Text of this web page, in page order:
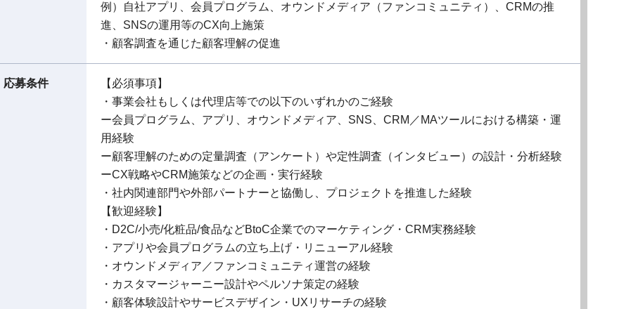
例）自社アプリ、会員プログラム、オウンドメディア（ファンコミュニティ）、CRMの推
進、SNSの運用等のCX向上施策
・顧客調査を通じた顧客理解の促進
応募条件
【必須事項】
・事業会社もしくは代理店等での以下のいずれかのご経験
ー会員プログラム、アプリ、オウンドメディア、SNS、CRM／MAツールにおける構築・運
用経験
ー顧客理解のための定量調査（アンケート）や定性調査（インタビュー）の設計・分析経験
ーCX戦略やCRM施策などの企画・実行経験
・社内関連部門や外部パートナーと協働し、プロジェクトを推進した経験
【歓迎経験】
・D2C/小売/化粧品/食品などBtoC企業でのマーケティング・CRM実務経験
・アプリや会員プログラムの立ち上げ・リニューアル経験
・オウンドメディア／ファンコミュニティ運営の経験
・カスタマージャーニー設計やペルソナ策定の経験
・顧客体験設計やサービスデザイン・UXリサーチの経験